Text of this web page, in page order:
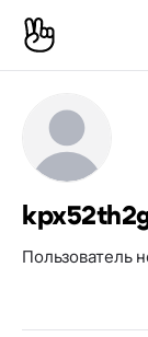
Пользователь